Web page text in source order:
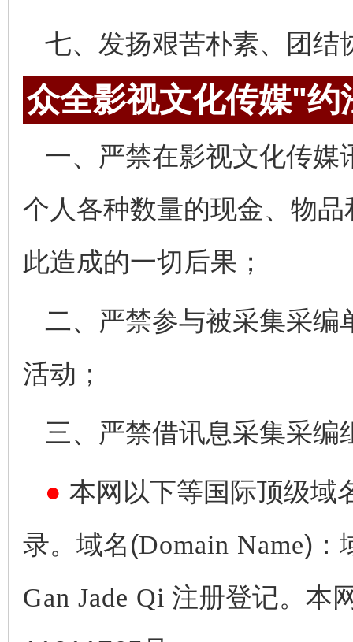
七、发扬艰苦朴素、团结
众全影视文化传媒"约
一、严禁在影视文化传媒
个人各种数量的现金、物
此造成的一切后果；
二、严禁参与被采集采编
活动；
三、严禁借讯息采集采
● 本网以下等国际顶级域
录。域名(Domain Name)：
Gan Jade Qi 注册登记。本